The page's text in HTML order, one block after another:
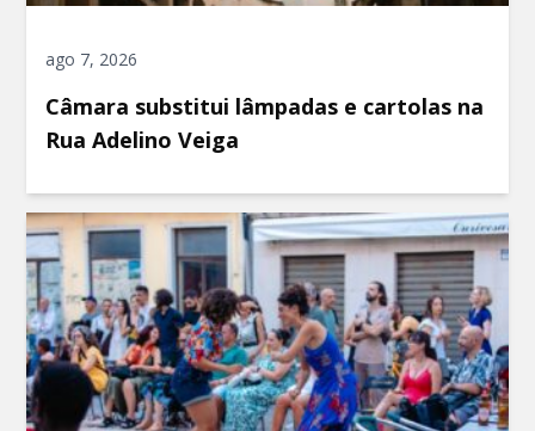
ago 7, 2026
Câmara substitui lâmpadas e cartolas na
Rua Adelino Veiga